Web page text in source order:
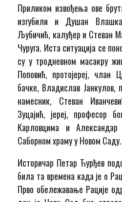
Приликом извођења ове
изгубили и Душан
Љубичић, калуђер и Стеван
Чуруга. Иста ситуација се
су у тродневном масакру
Поповић, протојереј, члан
бачке, Владислав Јанкулов,
намесник, Стеван
Зуцајић, јереј, професор
Карловцима и
Саборном храму у Новом Саду.
Историчар Петар Ђурђев
била та времена када је о
Прво обележавање Рације